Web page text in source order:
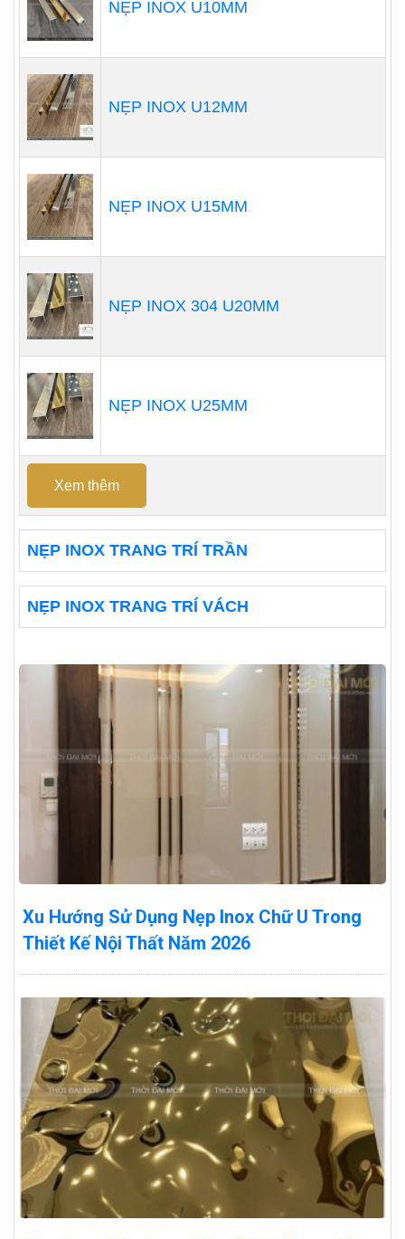
NẸP INOX U10MM
NẸP INOX U12MM
NẸP INOX U15MM
NẸP INOX 304 U20MM
NẸP INOX U25MM
Xem thêm
NẸP INOX TRANG TRÍ TRẦN
NẸP INOX TRANG TRÍ VÁCH
Xu Hướng Sử Dụng Nẹp Inox Chữ U Trong
Thiết Kế Nội Thất Năm 2026